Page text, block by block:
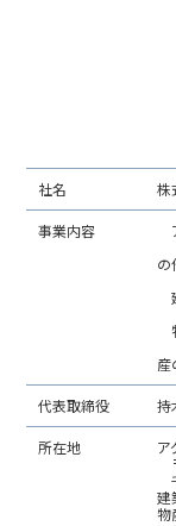
社名 株
事業内容
の
産
代表取締役 持
所在地
ア
建
物